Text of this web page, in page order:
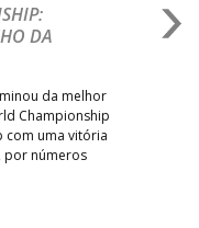
DA
da melhor
Championship
com uma vitória
por números